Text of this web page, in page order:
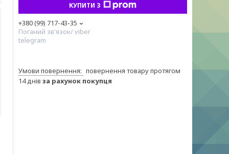
КУПИТИ З
+380 (99) 717-43-35
Поганий зв'язок/ viber
telegram
повернення товару протягом
14 днів за рахунок покупця